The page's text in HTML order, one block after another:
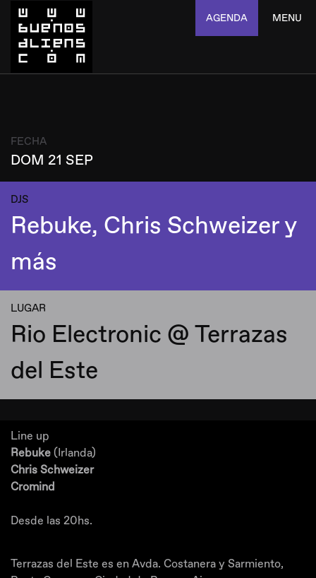
AGENDA MENU
FECHA
DOM 21 SEP
DJS
Rebuke, Chris Schweizer y
más
LUGAR
Rio Electronic @ Terrazas
del Este
Line up
Rebuke (Irlanda)
Chris Schweizer
Cromind
Desde las 20hs.
Terrazas del Este es en Avda. Costanera y Sarmiento,